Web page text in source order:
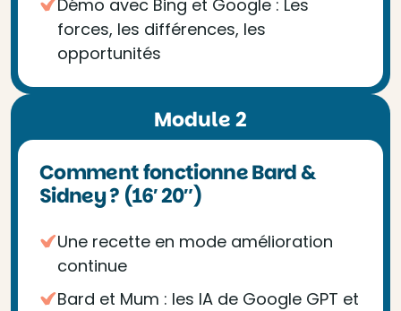
Démo avec Bing et Google : Les
forces, les différences, les
opportunités
Module 2
Comment fonctionne Bard &
Sidney ? (16′ 20″)
Une recette en mode amélioration
continue
Bard et Mum : les IA de Google GPT et